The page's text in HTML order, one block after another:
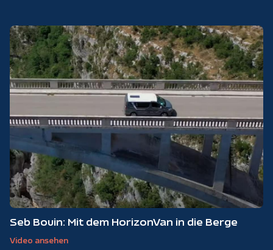
Seb Bouin: Mit dem HorizonVan in die Berge
Video ansehen